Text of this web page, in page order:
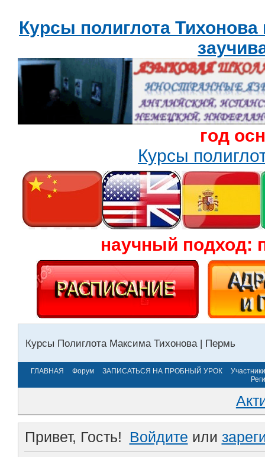
Курсы полиглота
год
Курсы
научный подход:
Курсы Полиглота Максима Тихонова | Пермь
ГЛАВНАЯ Форум ЗАПИСАТЬСЯ НА ПРОБНЫЙ УРОК
Участники
Привет, Гость! Войдите или